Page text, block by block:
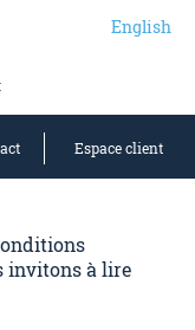
English
Espace client
invitons à lire